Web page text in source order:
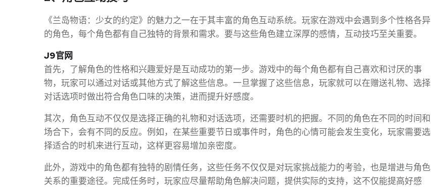
《兰岛物语：少女的约定》的魅力之一在于其丰富的角色互动系统。玩家在游戏中会遇到多个性格各异
的角色，每个角色都有自己独特的背景和需求。要与这些角色建立深厚的感情，互动技巧至关重要。
J9官网
首先，了解角色的性格和兴趣爱好是互动成功的第一步。游戏中的每个角色都有自己喜欢和讨厌的事
物，玩家可以通过对话或其他方式了解这些信息。一旦掌握了这些信息，玩家就可以在赠送礼物、选择
对话选项时做出符合角色口味的决策，进而提升好感度。
其次，角色互动不仅仅是选择正确的礼物和对话选项，还需要时机的把握。不同的角色在不同的时间和
场合下，会有不同的反应。例如，在某些重要节日或事件时，角色的心情可能会发生变化，玩家需要选
择适合的时机来进行互动，这样更容易增加亲密度。
此外，游戏中的角色都有独特的剧情任务，这些任务不仅仅是对玩家挑战能力的考验，也是增进与角色
关系的重要途径。完成任务时，玩家应尽量帮助角色解决问题，提供实际的支持，这不仅能提高好感